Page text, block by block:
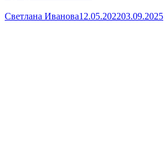
Светлана Иванова12.05.202203.09.2025